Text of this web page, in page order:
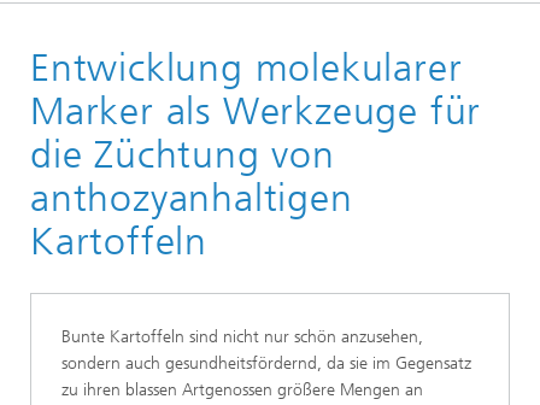
Unsere Forschung
Molekulare Biotechnologie
Funktionelle und Angewandte Genomik
Entwicklung molekularer
Marker als Werkzeuge für
die Züchtung von
anthozyanhaltigen
Kartoffeln
Bunte Kartoffeln sind nicht nur schön anzusehen,
sondern auch gesundheitsfördernd, da sie im Gegensatz
zu ihren blassen Artgenossen größere Mengen an